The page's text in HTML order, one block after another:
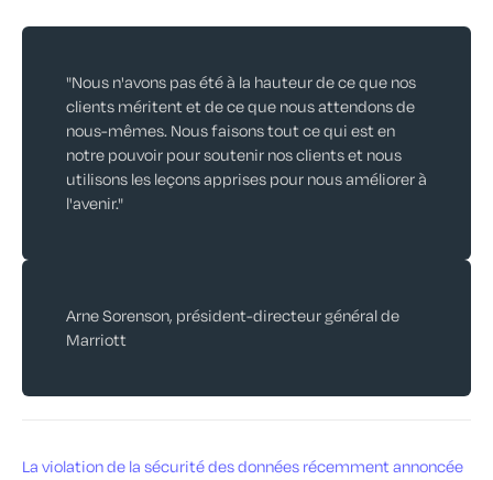
"Nous n'avons pas été à la hauteur de ce que nos
clients méritent et de ce que nous attendons de
nous-mêmes. Nous faisons tout ce qui est en
notre pouvoir pour soutenir nos clients et nous
utilisons les leçons apprises pour nous améliorer à
l'avenir."
Arne Sorenson, président-directeur général de
Marriott
La violation de la sécurité des données récemment annoncée